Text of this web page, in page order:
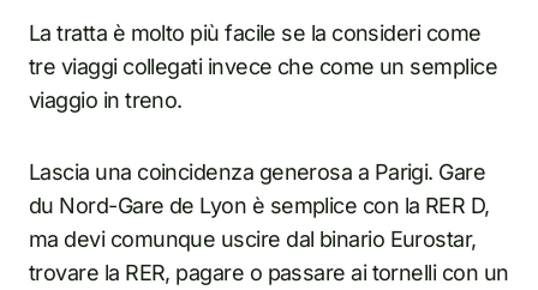
La tratta è molto più facile se la consideri come
tre viaggi collegati invece che come un semplice
viaggio in treno.
Lascia una coincidenza generosa a Parigi. Gare
du Nord-Gare de Lyon è semplice con la RER D,
ma devi comunque uscire dal binario Eurostar,
trovare la RER, pagare o passare ai tornelli con un